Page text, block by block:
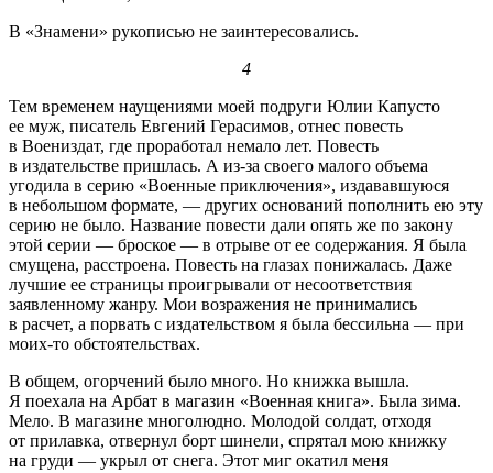
В «Знамени» рукописью не заинтересовались.
4
Тем временем наущениями моей подруги Юлии Капусто
ее муж, писатель Евгений Герасимов, отнес повесть
в Воениздат, где проработал немало лет. Повесть
в издательстве пришлась. А из-за своего малого объема
угодила в серию «Военные приключения», издававшуюся
в небольшом формате, — других оснований пополнить ею эту
серию не было. Название повести дали опять же по закону
этой серии — броское — в отрыве от ее содержания. Я была
смущена, расстроена. Повесть на глазах понижалась. Даже
лучшие ее страницы проигрывали от несоответствия
заявленному жанру. Мои возражения не принимались
в расчет, а порвать с издательством я была бессильна — при
моих-то обстоятельствах.
В общем, огорчений было много. Но книжка вышла.
Я поехала на Арбат в магазин «Военная книга». Была зима.
Мело. В магазине многолюдно. Молодой солдат, отходя
от прилавка, отвернул борт шинели, спрятал мою книжку
на груди — укрыл от снега. Этот миг окатил меня